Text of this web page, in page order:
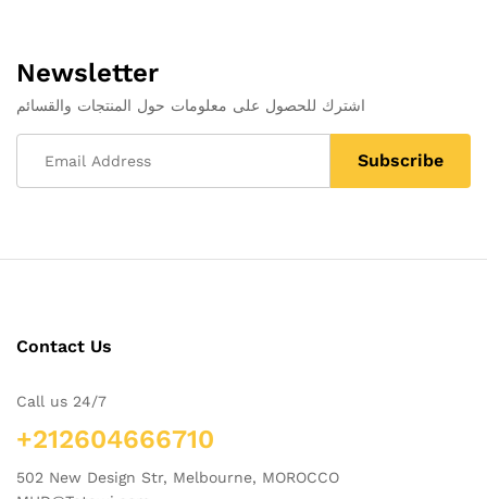
Newsletter
اشترك للحصول على معلومات حول المنتجات والقسائم
Contact Us
Call us 24/7
+212604666710
502 New Design Str, Melbourne, MOROCCO